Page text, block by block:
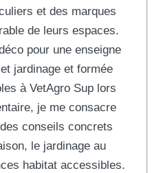
et des marques
de leurs espaces.
pour une enseigne
jardinage et formée
à VetAgro Sup lors
je me consacre
conseils concrets
le jardinage au
habitat accessibles.